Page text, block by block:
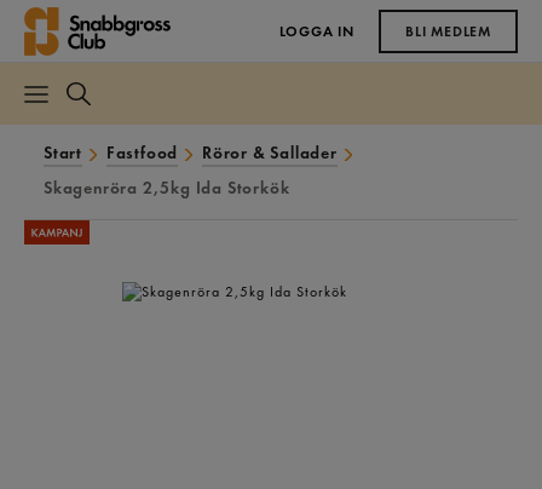
LOGGA IN BLI MEDLEM
Start Fastfood
Röror & Sallader
Skagenröra 2,5kg Ida Storkök